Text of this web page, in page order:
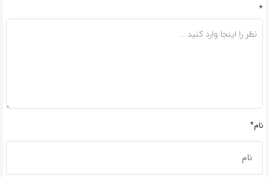
*
نام*